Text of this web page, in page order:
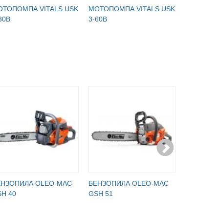
VITALS USK
МОТОПОМПА VITALS USK
3-60B
OLEO-MAC
40
БЕНЗОПИЛА OLEO-MAC
GSH 51